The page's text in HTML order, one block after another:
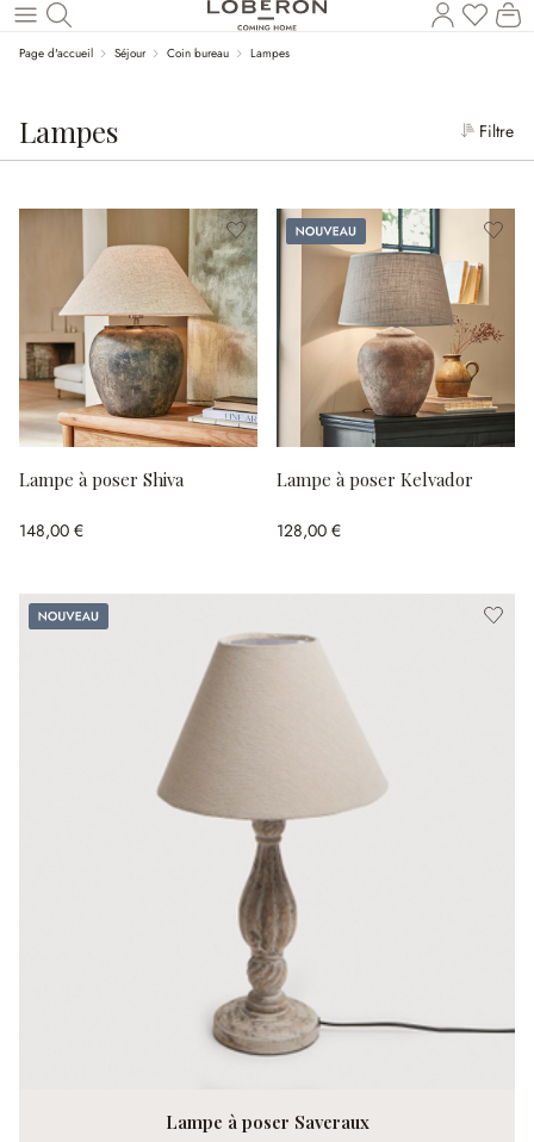
Revenir au contenu principal
Page d'accueil Séjour Coin bureau Lampes
Lampes Filtre
Lampe à poser Shiva
148,00 €
Nouveau
Lampe à poser Saveraux
Nouveau
Lampe à poser Kelvador
128,00 €